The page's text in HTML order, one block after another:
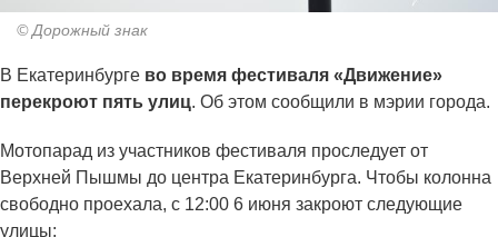
© Дорожный знак
В Екатеринбурге во время фестиваля «Движение»
перекроют пять улиц. Об этом сообщили в мэрии города.
Мотопарад из участников фестиваля проследует от
Верхней Пышмы до центра Екатеринбурга. Чтобы колонна
свободно проехала, с 12:00 6 июня закроют следующие
улицы: